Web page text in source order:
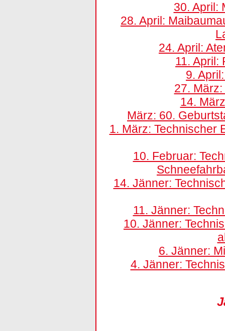
30. April:
28. April:
24. April:
11. April:
9.
27.
14.
März: 60.
1. März: Technischer
10. Februar:
14. Jänner:
11. Jänner:
10. Jänner:
6. Jänner:
4. Jänner: